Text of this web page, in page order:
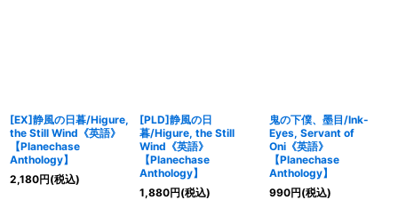
[EX]静風の日暮/Higure,
the Still Wind《英語》
【Planechase
Anthology】
2,180円(税込)
[PLD]静風の日
暮/Higure, the Still
Wind《英語》
【Planechase
Anthology】
1,880円(税込)
鬼の下僕、墨目/Ink-
Eyes, Servant of
Oni《英語》
【Planechase
Anthology】
990円(税込)